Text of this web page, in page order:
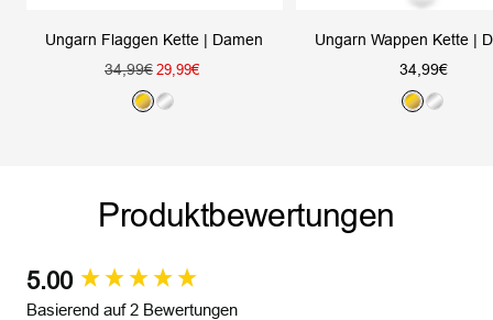
Ungarn Flaggen Kette | Damen
Angebotspreis
29,99€
Regulärer
Preis
34,99€
G S
e
Ungarn Wappen Kette |
34,99€
G S
Produktbewertungen
5.00
Basierend auf 2 Bewertungen
New content loaded